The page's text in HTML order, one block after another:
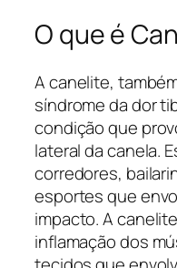
O que é
A canelite,
síndrome da dor
condição que
lateral da canela.
corredores,
esportes que
impacto. A
inflamação dos